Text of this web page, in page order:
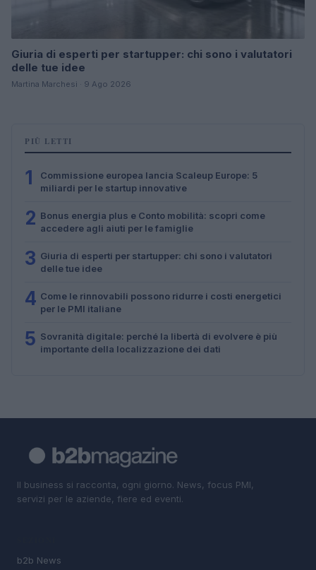
Giuria di esperti per startupper: chi sono i valutatori
delle tue idee
Martina Marchesi · 9 Ago 2026
PIÙ LETTI
1
Commissione europea lancia Scaleup Europe: 5
miliardi per le startup innovative
2 Bonus energia plus e Conto mobilità: scopri come
accedere agli aiuti per le famiglie
3 Giuria di esperti per startupper: chi sono i valutatori
delle tue idee
4 Come le rinnovabili possono ridurre i costi energetici
per le PMI italiane
5 Sovranità digitale: perché la libertà di evolvere è più
importante della localizzazione dei dati
Il business si racconta, ogni giorno. News, focus PMI,
servizi per le aziende, fiere ed eventi.
b2b News